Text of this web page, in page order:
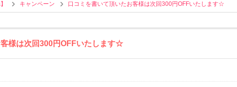
キャンペーン 口コミを書いて頂いたお客様は次回300円OFFいたします☆
様は次回300円OFFいたします☆